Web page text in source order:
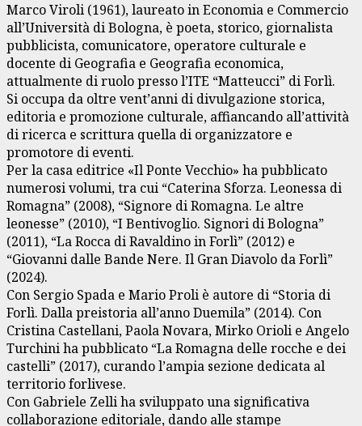
Marco Viroli (1961), laureato in Economia e Commercio
all’Università di Bologna, è poeta, storico, giornalista
pubblicista, comunicatore, operatore culturale e
docente di Geografia e Geografia economica,
attualmente di ruolo presso l’ITE “Matteucci” di Forlì.
Si occupa da oltre vent’anni di divulgazione storica,
editoria e promozione culturale, affiancando all’attività
di ricerca e scrittura quella di organizzatore e
promotore di eventi.
Per la casa editrice «Il Ponte Vecchio» ha pubblicato
numerosi volumi, tra cui “Caterina Sforza. Leonessa di
Romagna” (2008), “Signore di Romagna. Le altre
leonesse” (2010), “I Bentivoglio. Signori di Bologna”
(2011), “La Rocca di Ravaldino in Forlì” (2012) e
“Giovanni dalle Bande Nere. Il Gran Diavolo da Forlì”
(2024).
Con Sergio Spada e Mario Proli è autore di “Storia di
Forlì. Dalla preistoria all’anno Duemila” (2014). Con
Cristina Castellani, Paola Novara, Mirko Orioli e Angelo
Turchini ha pubblicato “La Romagna delle rocche e dei
castelli” (2017), curando l’ampia sezione dedicata al
territorio forlivese.
Con Gabriele Zelli ha sviluppato una significativa
collaborazione editoriale, dando alle stampe